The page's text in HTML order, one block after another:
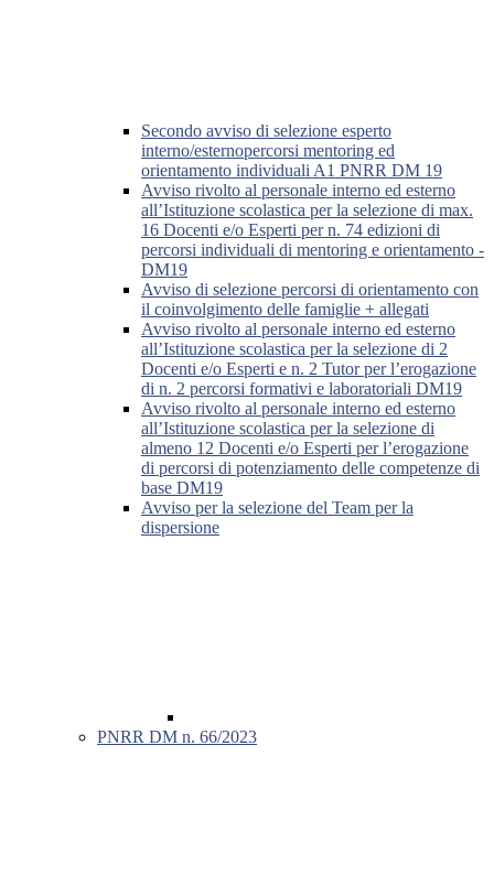
Secondo avviso di selezione esperto
interno/esternopercorsi mentoring ed
orientamento individuali A1 PNRR DM 19
Avviso rivolto al personale interno ed esterno
all’Istituzione scolastica per la selezione di max.
16 Docenti e/o Esperti per n. 74 edizioni di
percorsi individuali di mentoring e orientamento -
DM19
Avviso di selezione percorsi di orientamento con
il coinvolgimento delle famiglie + allegati
Avviso rivolto al personale interno ed esterno
all’Istituzione scolastica per la selezione di 2
Docenti e/o Esperti e n. 2 Tutor per l’erogazione
di n. 2 percorsi formativi e laboratoriali DM19
Avviso rivolto al personale interno ed esterno
all’Istituzione scolastica per la selezione di
almeno 12 Docenti e/o Esperti per l’erogazione
di percorsi di potenziamento delle competenze di
base DM19
Avviso per la selezione del Team per la
dispersione
PNRR DM n. 66/2023